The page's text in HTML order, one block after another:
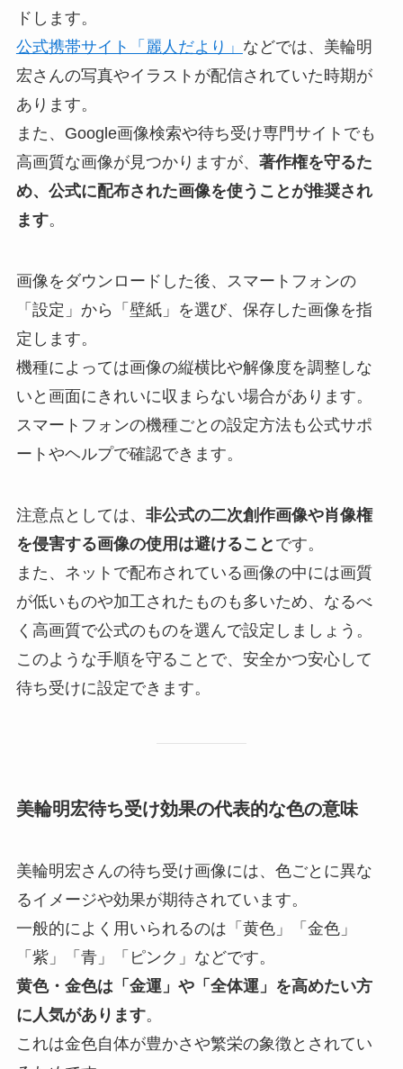
ドします。
公式携帯サイト「麗人だより」 などでは、美輪明
宏さんの写真やイラストが配信されていた時期が
あります。
また、Google画像検索や待ち受け専門サイトでも
高画質な画像が見つかりますが、 著作権を守るた
め、公式に配布された画像を使うことが推奨され
ます。
画像をダウンロードした後、スマートフォンの
「設定」から「壁紙」を選び、保存した画像を指
定します。
機種によっては画像の縦横比や解像度を調整しな
いと画面にきれいに収まらない場合があります。
スマートフォンの機種ごとの設定方法も公式サポ
ートやヘルプで確認できます。
注意点としては、 非公式の二次創作画像や肖像権
を侵害する画像の使用は避けること です。
また、ネットで配布されている画像の中には画質
が低いものや加工されたものも多いため、なるべ
く高画質で公式のものを選んで設定しましょう。
このような手順を守ることで、安全かつ安心して
待ち受けに設定できます。
美輪明宏待ち受け効果の代表的な色の意味
美輪明宏さんの待ち受け画像には、色ごとに異な
るイメージや効果が期待されています。
一般的によく用いられるのは「黄色」「金色」
「紫」「青」「ピンク」などです。
黄色・金色は「金運」や「全体運」を高めたい方
に人気があります。
これは金色自体が豊かさや繁栄の象徴とされてい